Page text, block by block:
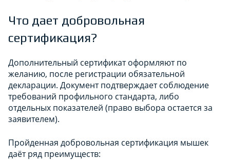
Что дает добровольная
сертификация?
Дополнительный сертификат оформляют по
желанию, после регистрации обязательной
декларации. Документ подтверждает соблюдение
требований профильного стандарта, либо
отдельных показателей (право выбора остается за
заявителем).
Пройденная добровольная сертификация мышек
даёт ряд преимуществ: